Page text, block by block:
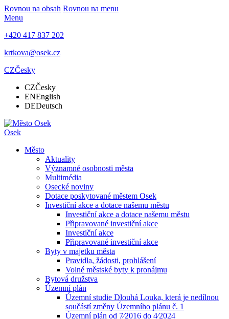
Rovnou na obsah Rovnou na menu
Menu
+420 417 837 202
krtkova@osek.cz
CZČesky
CZČesky
ENEnglish
DEDeutsch
Osek
Město
Aktuality
Významné osobnosti města
Multimédia
Osecké noviny
Dotace poskytované městem Osek
Investiční akce a dotace našemu městu
Investiční akce a dotace našemu městu
Připravované investiční akce
Investiční akce
Připravované investiční akce
Byty v majetku města
Pravidla, žádosti, prohlášení
Volné městské byty k pronájmu
Bytová družstva
Územní plán
Územní studie Dlouhá Louka, která je nedílnou
součástí změny Územního plánu č. 1
Územní plán od 7⁄2016 do 4⁄2024